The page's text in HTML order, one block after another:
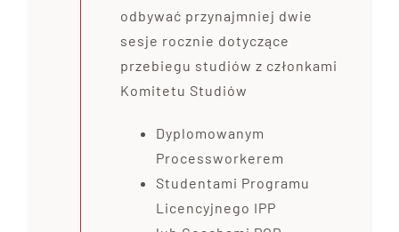
odbywać przynajmniej dwie
sesje rocznie dotyczące
przebiegu studiów z członkami
Komitetu Studiów
Dyplomowanym
Processworkerem
Studentami Programu
Licencyjnego IPP